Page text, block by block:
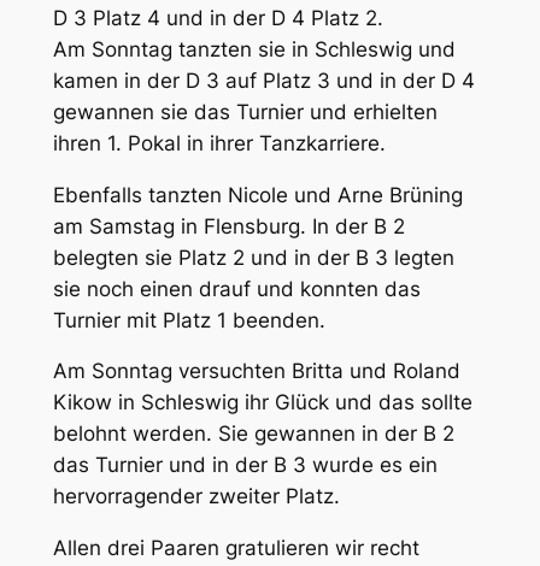
D 3 Platz 4 und in der D 4 Platz 2.
Am Sonntag tanzten sie in Schleswig und
kamen in der D 3 auf Platz 3 und in der D 4
gewannen sie das Turnier und erhielten
ihren 1. Pokal in ihrer Tanzkarriere.
Ebenfalls tanzten Nicole und Arne Brüning
am Samstag in Flensburg. In der B 2
belegten sie Platz 2 und in der B 3 legten
sie noch einen drauf und konnten das
Turnier mit Platz 1 beenden.
Am Sonntag versuchten Britta und Roland
Kikow in Schleswig ihr Glück und das sollte
belohnt werden. Sie gewannen in der B 2
das Turnier und in der B 3 wurde es ein
hervorragender zweiter Platz.
Allen drei Paaren gratulieren wir recht